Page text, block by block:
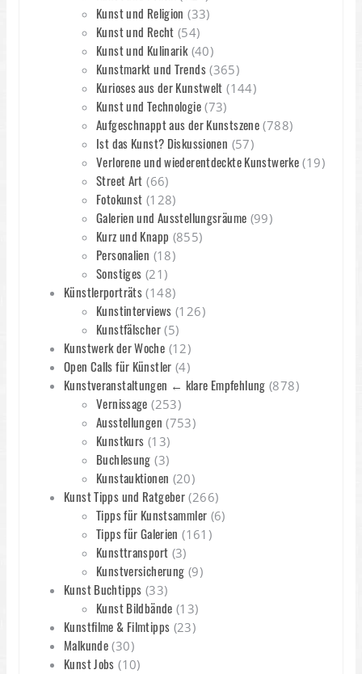
Kunst und Religion (33)
Kunst und Recht (54)
Kunst und Kulinarik(40)
Kunstmarkt und Trends(365)
Kurioses aus der Kunstwelt (144)
Kunst und Technologie(73)
Aufgeschnappt aus der Kunstszene (788)
Ist das Kunst? Diskussionen (57)
Verlorene und wiederentdeckte Kunstwerke (19)
Street Art (66)
Fotokunst (128)
Galerien und Ausstellungsräume (99)
Kurz und Knapp (855)
Personalien (18)
Sonstiges (21)
Künstlerporträts (148)
Kunstinterviews (126)
Kunstfälscher(5)
Kunstwerk der Woche (12)
Open Calls für Künstler (4)
Kunstveranstaltungen ← klare Empfehlung (878)
Vernissage (253)
Ausstellungen (753)
Kunstkurs (13)
Buchlesung (3)
Kunstauktionen (20)
Kunst Tipps und Ratgeber (266)
Tipps für Kunstsammler (6)
Tipps für Galerien (161)
Kunsttransport (3)
Kunstversicherung (9)
Kunst Buchtipps (33)
Kunst Bildbände (13)
Kunstfilme & Filmtipps (23)
Malkunde (30)
Kunst Jobs (10)